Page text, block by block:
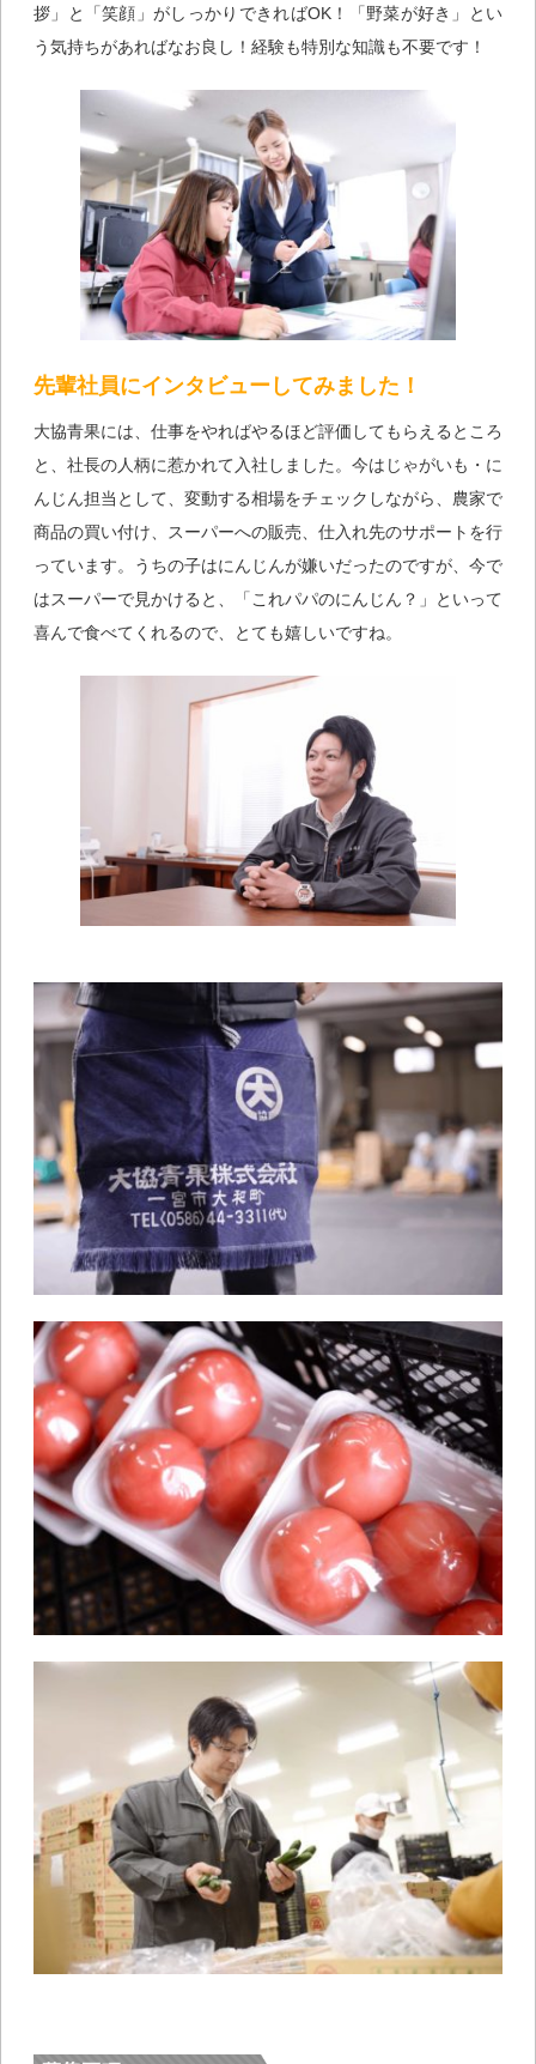
拶」と「笑顔」がしっかりできればOK！「野菜が好き」とい
う気持ちがあればなお良し！経験も特別な知識も不要です！
先輩社員にインタビューしてみました！
大協青果には、仕事をやればやるほど評価してもらえるところ
と、社長の人柄に惹かれて入社しました。今はじゃがいも・に
んじん担当として、変動する相場をチェックしながら、農家で
商品の買い付け、スーパーへの販売、仕入れ先のサポートを行
っています。うちの子はにんじんが嫌いだったのですが、今で
はスーパーで見かけると、「これパパのにんじん？」といって
喜んで食べてくれるので、とても嬉しいですね。